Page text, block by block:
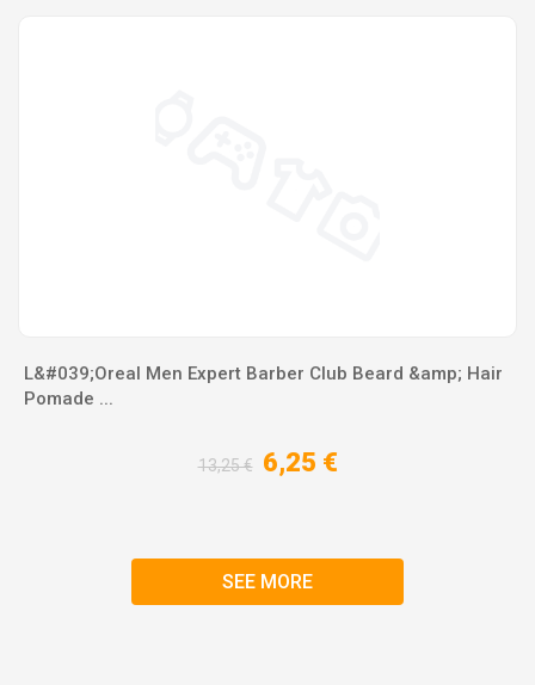
L&#039;Oreal Men Expert Barber Club Beard &amp; Hair
Pomade ...
13,25 € 6,25 €
SEE MORE